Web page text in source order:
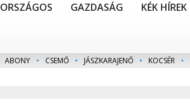
ORSZÁGOS GAZDASÁG KÉK HÍREK
ABONY • CSEMŐ • JÁSZKARAJENŐ • KOCSÉR •